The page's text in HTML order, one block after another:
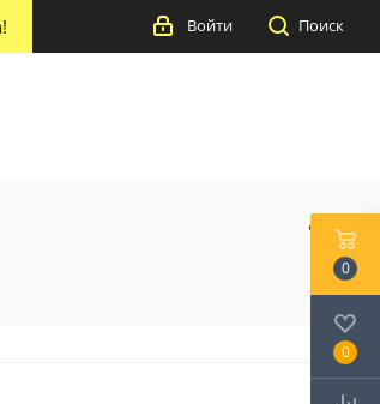
Поиск
Войти
0
0